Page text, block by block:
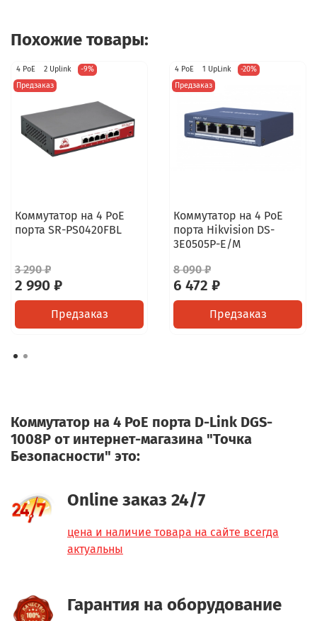
Похожие товары:
4 PoE 2 Uplink
-9%
Предзаказ
Коммутатор на 4 PoE
порта SR-PS0420FBL
3 290 ₽
2 990 ₽
Предзаказ
4 PoE 1 UpLink
-20%
Предзаказ
Коммутатор на 4 PoE
порта Hikvision DS-
3E0505P-E/M
8 090 ₽
6 472 ₽
Предзаказ
Коммутатор на 4 PoE порта D-Link DGS-
1008P от интернет-магазина "Точка
Безопасности" это:
Online заказ 24/7
цена и наличие товара на сайте всегда
актуальны
Гарантия на оборудование